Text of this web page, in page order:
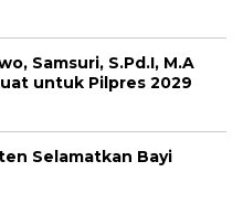
Samsuri, S.Pd.I, M.A
untuk Pilpres 2029
Selamatkan Bayi